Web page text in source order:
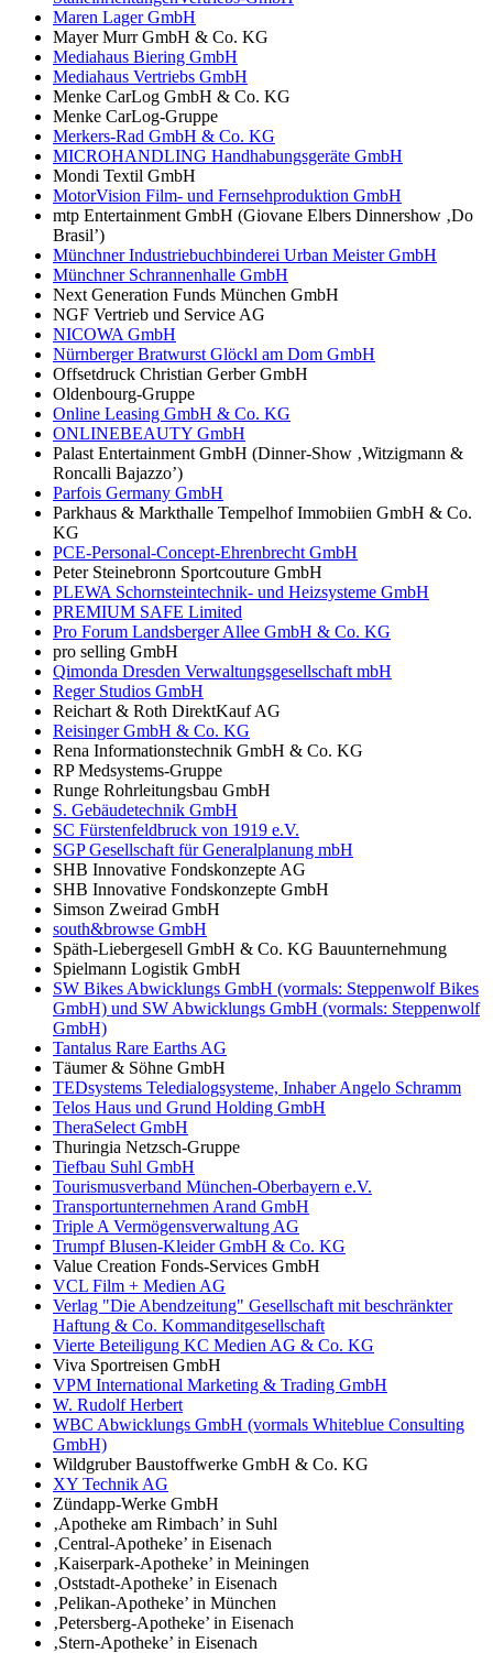
Maren Lager GmbH
Mayer Murr GmbH & Co. KG
Mediahaus Biering GmbH
Mediahaus Vertriebs GmbH
Menke CarLog GmbH & Co. KG
Menke CarLog-Gruppe
Merkers-Rad GmbH & Co. KG
MICROHANDLING Handhabungsgeräte GmbH
Mondi Textil GmbH
MotorVision Film- und Fernsehproduktion GmbH
mtp Entertainment GmbH (Giovane Elbers Dinnershow ‚Do
Brasil’)
Münchner Industriebuchbinderei Urban Meister GmbH
Münchner Schrannenhalle GmbH
Next Generation Funds München GmbH
NGF Vertrieb und Service AG
NICOWA GmbH
Nürnberger Bratwurst Glöckl am Dom GmbH
Offsetdruck Christian Gerber GmbH
Oldenbourg-Gruppe
Online Leasing GmbH & Co. KG
ONLINEBEAUTY GmbH
Palast Entertainment GmbH (Dinner-Show ‚Witzigmann &
Roncalli Bajazzo’)
Parfois Germany GmbH
Parkhaus & Markthalle Tempelhof Immobiien GmbH & Co.
KG
PCE-Personal-Concept-Ehrenbrecht GmbH
Peter Steinebronn Sportcouture GmbH
PLEWA Schornsteintechnik- und Heizsysteme GmbH
PREMIUM SAFE Limited
Pro Forum Landsberger Allee GmbH & Co. KG
pro selling GmbH
Qimonda Dresden Verwaltungsgesellschaft mbH
Reger Studios GmbH
Reichart & Roth DirektKauf AG
Reisinger GmbH & Co. KG
Rena Informationstechnik GmbH & Co. KG
RP Medsystems-Gruppe
Runge Rohrleitungsbau GmbH
S. Gebäudetechnik GmbH
SC Fürstenfeldbruck von 1919 e.V.
SGP Gesellschaft für Generalplanung mbH
SHB Innovative Fondskonzepte AG
SHB Innovative Fondskonzepte GmbH
Simson Zweirad GmbH
south&browse GmbH
Späth-Liebergesell GmbH & Co. KG Bauunternehmung
Spielmann Logistik GmbH
SW Bikes Abwicklungs GmbH (vormals: Steppenwolf Bikes
GmbH) und SW Abwicklungs GmbH (vormals: Steppenwolf
GmbH)
Tantalus Rare Earths AG
Täumer & Söhne GmbH
TEDsystems Teledialogsysteme, Inhaber Angelo Schramm
Telos Haus und Grund Holding GmbH
TheraSelect GmbH
Thuringia Netzsch-Gruppe
Tiefbau Suhl GmbH
Tourismusverband München-Oberbayern e.V.
Transportunternehmen Arand GmbH
Triple A Vermögensverwaltung AG
Trumpf Blusen-Kleider GmbH & Co. KG
Value Creation Fonds-Services GmbH
VCL Film + Medien AG
Verlag "Die Abendzeitung" Gesellschaft mit beschränkter
Haftung & Co. Kommanditgesellschaft
Vierte Beteiligung KC Medien AG & Co. KG
Viva Sportreisen GmbH
VPM International Marketing & Trading GmbH
W. Rudolf Herbert
WBC Abwicklungs GmbH (vormals Whiteblue Consulting
GmbH)
Wildgruber Baustoffwerke GmbH & Co. KG
XY Technik AG
Zündapp-Werke GmbH
‚Apotheke am Rimbach’ in Suhl
‚Central-Apotheke’ in Eisenach
‚Kaiserpark-Apotheke’ in Meiningen
‚Oststadt-Apotheke’ in Eisenach
‚Pelikan-Apotheke’ in München
‚Petersberg-Apotheke’ in Eisenach
‚Stern-Apotheke’ in Eisenach